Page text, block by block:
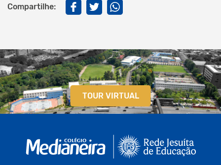
Compartilhe:
TOUR VIRTUAL